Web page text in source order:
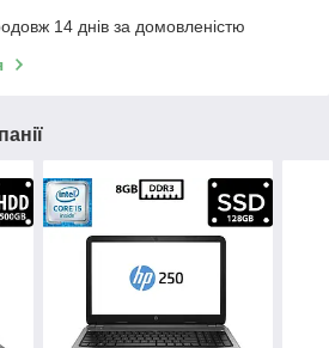
14 днів за домовленістю